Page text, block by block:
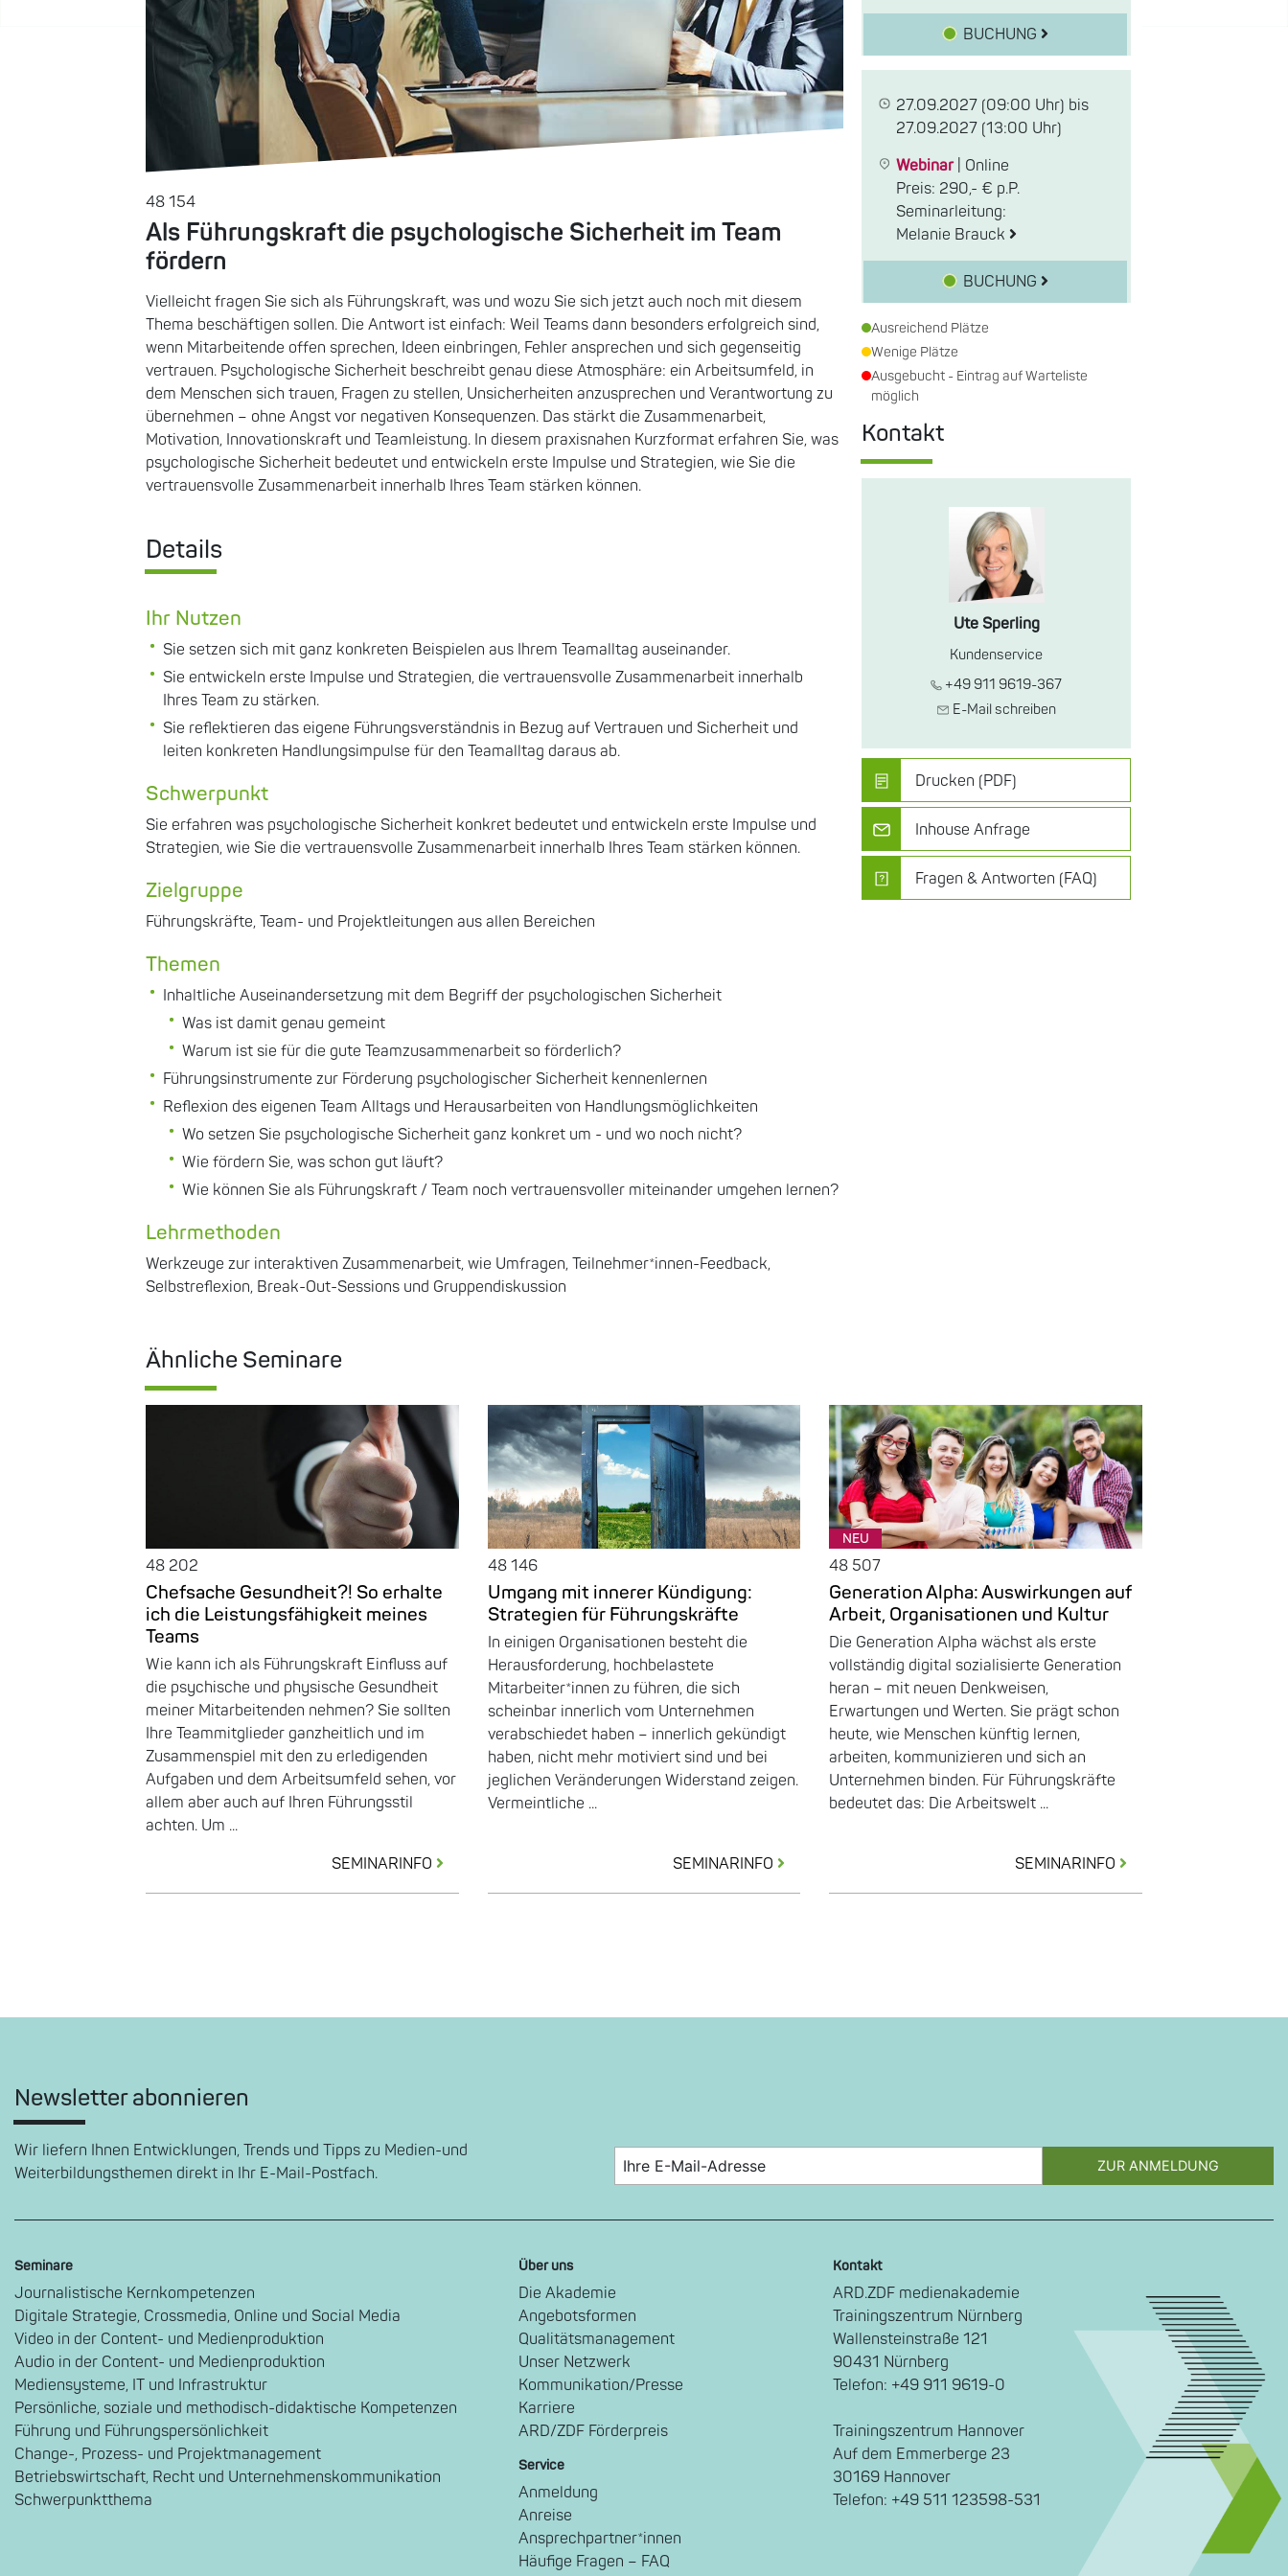
48 154
Als Führungskraft die psychologische Sicherheit im Team
fördern
Vielleicht fragen Sie sich als Führungskraft, was und wozu Sie sich jetzt auch noch mit diesem
Thema beschäftigen sollen. Die Antwort ist einfach: Weil Teams dann besonders erfolgreich sind,
wenn Mitarbeitende offen sprechen, Ideen einbringen, Fehler ansprechen und sich gegenseitig
vertrauen. Psychologische Sicherheit beschreibt genau diese Atmosphäre: ein Arbeitsumfeld, in
dem Menschen sich trauen, Fragen zu stellen, Unsicherheiten anzusprechen und Verantwortung zu
übernehmen – ohne Angst vor negativen Konsequenzen. Das stärkt die Zusammenarbeit,
Motivation, Innovationskraft und Teamleistung. In diesem praxisnahen Kurzformat erfahren Sie, was
psychologische Sicherheit bedeutet und entwickeln erste Impulse und Strategien, wie Sie die
vertrauensvolle Zusammenarbeit innerhalb Ihres Team stärken können.
Details
Ihr Nutzen
Sie setzen sich mit ganz konkreten Beispielen aus Ihrem Teamalltag auseinander.
Sie entwickeln erste Impulse und Strategien, die vertrauensvolle Zusammenarbeit innerhalb
Ihres Team zu stärken.
Sie reflektieren das eigene Führungsverständnis in Bezug auf Vertrauen und Sicherheit und
leiten konkreten Handlungsimpulse für den Teamalltag daraus ab.
Schwerpunkt
Sie erfahren was psychologische Sicherheit konkret bedeutet und entwickeln erste Impulse und
Strategien, wie Sie die vertrauensvolle Zusammenarbeit innerhalb Ihres Team stärken können.
Zielgruppe
Führungskräfte, Team- und Projektleitungen aus allen Bereichen
Themen
Inhaltliche Auseinandersetzung mit dem Begriff der psychologischen Sicherheit
Was ist damit genau gemeint
Warum ist sie für die gute Teamzusammenarbeit so förderlich?
Führungsinstrumente zur Förderung psychologischer Sicherheit kennenlernen
Reflexion des eigenen Team Alltags und Herausarbeiten von Handlungsmöglichkeiten
Wo setzen Sie psychologische Sicherheit ganz konkret um - und wo noch nicht?
Wie fördern Sie, was schon gut läuft?
Wie können Sie als Führungskraft / Team noch vertrauensvoller miteinander umgehen lernen?
Lehrmethoden
Werkzeuge zur interaktiven Zusammenarbeit, wie Umfragen, Teilnehmer*innen-Feedback,
Selbstreflexion, Break-Out-Sessions und Gruppendiskussion
BUCHUNG
27.09.2027 (09:00 Uhr) bis
27.09.2027 (13:00 Uhr)
Webinar
Online
Preis: 290,- € p.P.
Seminarleitung:
Melanie Brauck
BUCHUNG
Ausreichend Plätze
Wenige Plätze
Ausgebucht - Eintrag auf Warteliste
möglich
Kontakt
Ute Sperling
Kundenservice
+49 911 9619-367
E-Mail schreiben
Drucken (PDF)
Inhouse Anfrage
Fragen & Antworten (FAQ)
Ähnliche Seminare
48 202
Chefsache Gesundheit?! So erhalte
ich die Leistungsfähigkeit meines
Teams
Wie kann ich als Führungskraft Einfluss auf
die psychische und physische Gesundheit
meiner Mitarbeitenden nehmen? Sie sollten
Ihre Teammitglieder ganzheitlich und im
Zusammenspiel mit den zu erledigenden
Aufgaben und dem Arbeitsumfeld sehen, vor
allem aber auch auf Ihren Führungsstil
achten. Um ...
SEMINARINFO
48 146
Umgang mit innerer Kündigung:
Strategien für Führungskräfte
In einigen Organisationen besteht die
Herausforderung, hochbelastete
Mitarbeiter*innen zu führen, die sich
scheinbar innerlich vom Unternehmen
verabschiedet haben – innerlich gekündigt
haben, nicht mehr motiviert sind und bei
jeglichen Veränderungen Widerstand zeigen.
Vermeintliche ...
SEMINARINFO
NEU
48 507
Generation Alpha: Auswirkungen auf
Arbeit, Organisationen und Kultur
Die Generation Alpha wächst als erste
vollständig digital sozialisierte Generation
heran – mit neuen Denkweisen,
Erwartungen und Werten. Sie prägt schon
heute, wie Menschen künftig lernen,
arbeiten, kommunizieren und sich an
Unternehmen binden. Für Führungskräfte
bedeutet das: Die Arbeitswelt ...
SEMINARINFO
Newsletter abonnieren
Wir liefern Ihnen Entwicklungen, Trends und Tipps zu Medien-und
Weiterbildungsthemen direkt in Ihr E-Mail-Postfach.
ZUR ANMELDUNG
Seminare
Journalistische Kernkompetenzen
Digitale Strategie, Crossmedia, Online und Social Media
Video in der Content- und Medienproduktion
Audio in der Content- und Medienproduktion
Mediensysteme, IT und Infrastruktur
Persönliche, soziale und methodisch-didaktische Kompetenzen
Führung und Führungspersönlichkeit
Change-, Prozess- und Projektmanagement
Betriebswirtschaft, Recht und Unternehmenskommunikation
Schwerpunktthema
Über uns
Die Akademie
Angebotsformen
Qualitätsmanagement
Unser Netzwerk
Kommunikation/Presse
Karriere
ARD/ZDF Förderpreis
Service
Anmeldung
Anreise
Ansprechpartner*innen
Häufige Fragen – FAQ
Kontakt
ARD.ZDF medienakademie
Trainingszentrum Nürnberg
Wallensteinstraße 121
90431 Nürnberg
Telefon: +49 911 9619-0
Trainingszentrum Hannover
Auf dem Emmerberge 23
30169 Hannover
Telefon: +49 511 123598-531